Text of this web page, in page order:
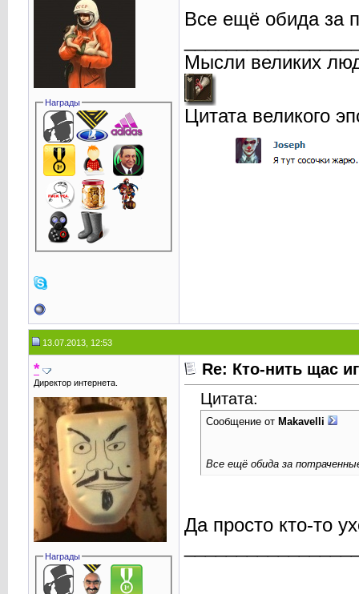
Награды
Все ещё обида за
Мысли великих
Цитата великого
13.07.2013, 12:53
*
Директор интернета.
Награды
Re: Кто-нить щас
Цитата:
Сообщение от Makavelli
Все ещё обида за
Да просто кто-то